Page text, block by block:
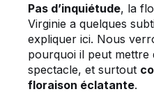
Pas d’inquiétude, la
Virginie a quelques
expliquer ici. Nous
pourquoi il peut
spectacle, et surtout
floraison éclatante.